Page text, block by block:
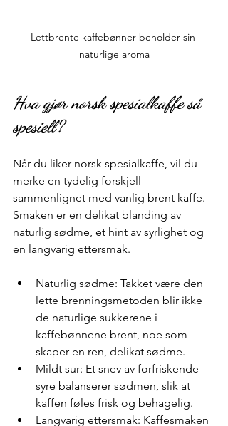
Lettbrente kaffebønner beholder sin
naturlige aroma
Hva gjør norsk spesialkaffe så
spesiell?
Når du liker norsk spesialkaffe, vil du
merke en tydelig forskjell
sammenlignet med vanlig brent kaffe.
Smaken er en delikat blanding av
naturlig sødme, et hint av syrlighet og
en langvarig ettersmak.
Naturlig sødme: Takket være den
lette brenningsmetoden blir ikke
de naturlige sukkerene i
kaffebønnene brent, noe som
skaper en ren, delikat sødme.
Mildt sur: Et snev av forfriskende
syre balanserer sødmen, slik at
kaffen føles frisk og behagelig.
Langvarig ettersmak: Kaffesmaken